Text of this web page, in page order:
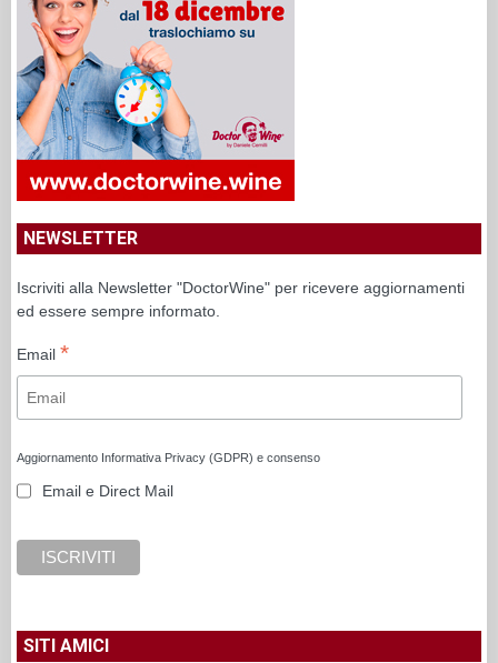
NEWSLETTER
Iscriviti alla Newsletter "DoctorWine" per ricevere aggiornamenti
ed essere sempre informato.
Email *
Aggiornamento Informativa Privacy (GDPR) e consenso
Email e Direct Mail
SITI AMICI